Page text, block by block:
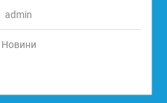
admin
Новини